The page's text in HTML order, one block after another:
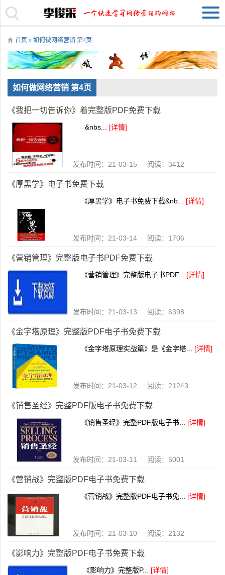
首页 » 如何做网络营销 第4页
如何做网络营销 第4页
《我把一切告诉你》着完整版PDF免费下载
&nbs... [详情]
发布时间：21-03-15 阅读：3412
《厚黑学》电子书免费下载
《厚黑学》电子书免费下载&nb... [详情]
发布时间：21-03-14 阅读：1706
《营销管理》完整版电子书PDF免费下载
《营销管理》完整版电子书PDF... [详情]
发布时间：21-03-13 阅读：6398
《金字塔原理》完整版PDF电子书免费下载
《金字塔原理实战篇》是《金字塔... [详情]
发布时间：21-03-12 阅读：21243
《销售圣经》完整PDF版电子书免费下载
《销售圣经》完整PDF版电子书... [详情]
发布时间：21-03-11 阅读：5001
《营销战》完整版PDF电子书免费下载
《营销战》完整版PDF电子书免... [详情]
发布时间：21-03-10 阅读：2132
《影响力》完整版PDF电子书免费下载
《影响力》完整版P... [详情]